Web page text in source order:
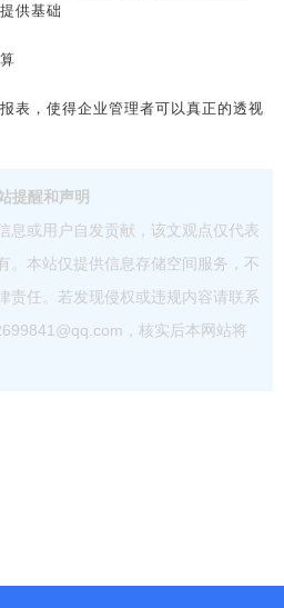
供基础
，使得企业管理者可以真正的透视
提醒和声明
息或用户自发贡献，该文观点仅代表
。本站仅提供信息存储空间服务，不
责任。若发现侵权或违规内容请联系
，核实后本网站将